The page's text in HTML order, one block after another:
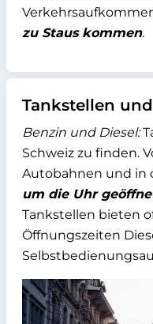
zu Staus kommen.
Tankstellen
Benzin und Diesel:
Schweiz zu finden.
Autobahnen und in
um die Uhr
Tankstellen bieten
Öffnungszeiten